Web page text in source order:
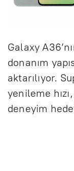
Galaxy
donanım
aktarılıyor.
yenileme
deneyim